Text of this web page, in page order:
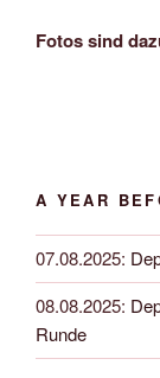
Fotos sind
A YEAR
07.08.2025:
08.08.2025:
Runde